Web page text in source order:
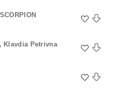
Klavdia Petrivna